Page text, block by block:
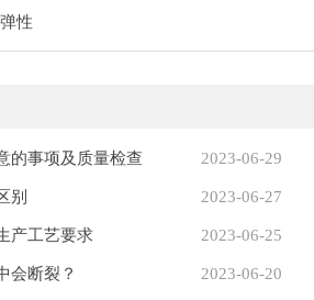
性
2023-06-29
的事项及质量检查
2023-06-27
别
2023-06-25
产工艺要求
2023-06-20
会断裂？